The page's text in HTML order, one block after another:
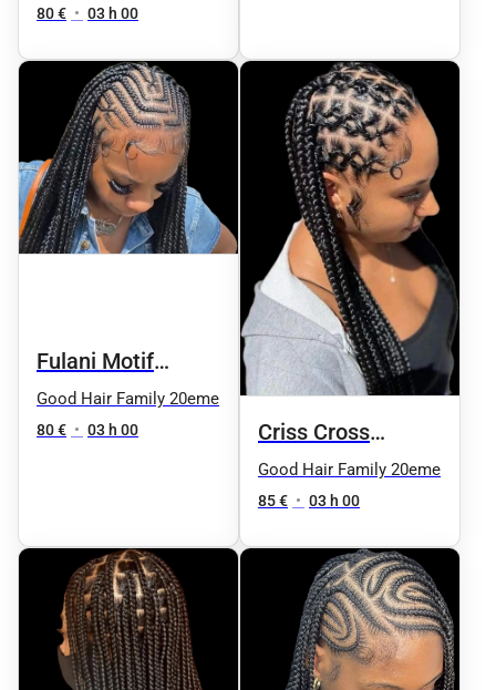
80 € • 03 h 00
Fulani Motif
Knotless
Good Hair Family 20eme
80 € • 03 h 00
Criss Cross
Knotless
Good Hair Family 20eme
85 € • 03 h 00